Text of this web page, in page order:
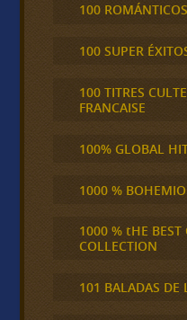
100
100 SUPER
100 TITRES
FRANCAISE
100% GLOBAL
1000 % BOHEMIO
1000 % tHE BEST
COLLECTION
101 BALADAS DE